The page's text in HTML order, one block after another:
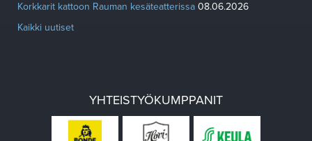
Korkkarit kattoon Rauman kesäteatterissa 08.06.2026
Kaikki uutiset
YHTEISTYÖKUMPPANIT